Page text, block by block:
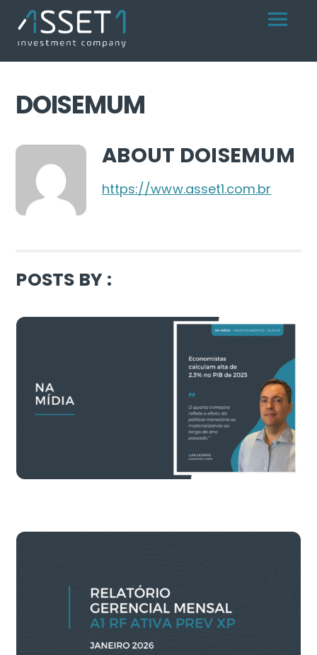
content
Menu
DOISEMUM
ABOUT DOISEMUM
https://www.asset1.com.br
POSTS BY :